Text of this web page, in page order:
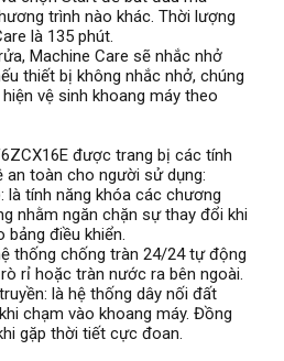
trình nào khác. Thời lượng
là 135 phút.
Machine Care sẽ nhắc nhở
thiết bị không nhắc nhở, chúng
vệ sinh khoang máy theo
được trang bị các tính
an toàn cho người sử dụng:
là tính năng khóa các chương
nhằm ngăn chặn sự thay đổi khi
điều khiển.
thống chống tràn 24/24 tự động
rỉ hoặc tràn nước ra bên ngoài.
là hệ thống dây nối đất
chạm vào khoang máy. Đồng
gặp thời tiết cực đoan.